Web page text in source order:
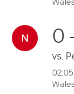
0
vs.